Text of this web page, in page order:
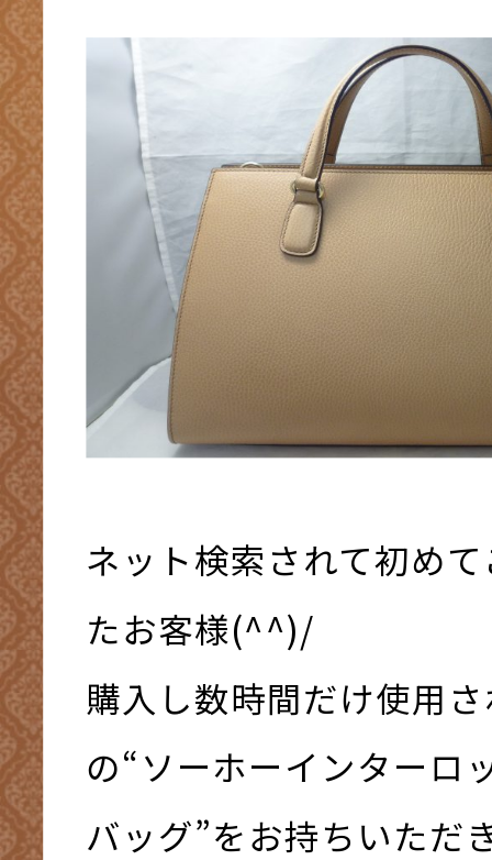
ネット検索されて初め
たお客様(^^)/
購入し数時間だけ使用
の“ソーホーインターロ
バッグ”をお持ちいただ